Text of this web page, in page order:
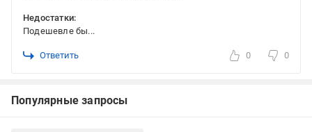
Недостатки:
Подешевле бы...
Ответить 0 0
Популярные запросы